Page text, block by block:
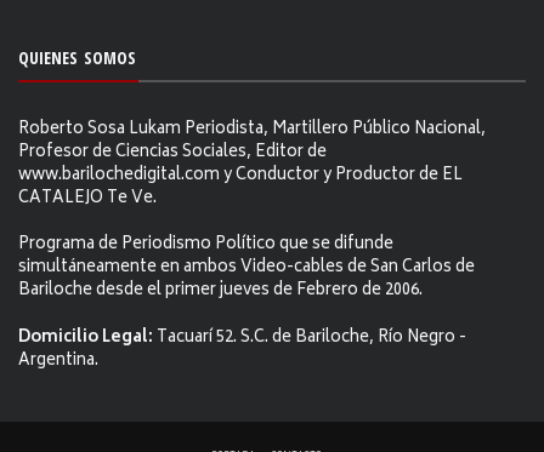
QUIENES SOMOS
Roberto Sosa Lukam Periodista, Martillero Público Nacional,
Profesor de Ciencias Sociales, Editor de
www.barilochedigital.com y Conductor y Productor de EL
CATALEJO Te Ve.
Programa de Periodismo Político que se difunde
simultáneamente en ambos Video-cables de San Carlos de
Bariloche desde el primer jueves de Febrero de 2006.
Domicilio Legal: Tacuarí 52. S.C. de Bariloche, Río Negro -
Argentina.